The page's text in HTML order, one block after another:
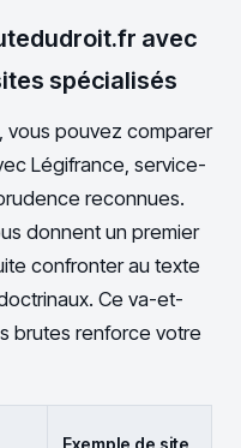
avec
spécialisés
vous pouvez comparer
Légifrance, service-
reconnues.
donnent un premier
confronter au texte
Ce va-et-
brutes renforce votre
Exemple de site